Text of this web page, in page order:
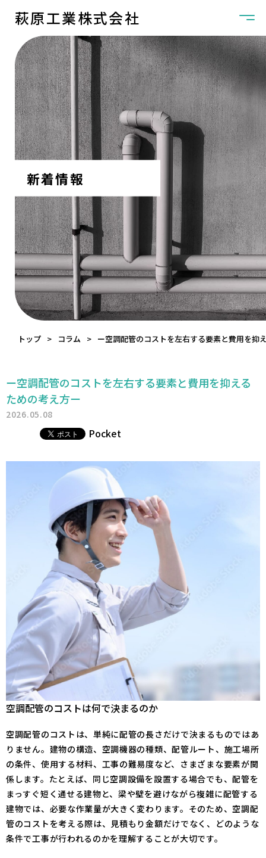
萩原工業株式会社
新着情報
トップ コラム ー空調配管のコストを左右する要素と費用を抑
ー空調配管のコストを左右する要素と費用を抑える
ための考え方ー
2026.05.08
Pocket
空調配管のコストは何で決まるのか
空調配管のコストは、単純に配管の長さだけで決まるものではあ
りません。建物の構造、空調機器の種類、配管ルート、施工場所
の条件、使用する材料、工事の難易度など、さまざまな要素が関
係します。たとえば、同じ空調設備を設置する場合でも、配管を
まっすぐ短く通せる建物と、梁や壁を避けながら複雑に配管する
建物では、必要な作業量が大きく変わります。そのため、空調配
管のコストを考える際は、見積もり金額だけでなく、どのような
条件で工事が行われるのかを理解することが大切です。